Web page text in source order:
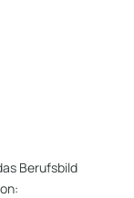
Berufsbild